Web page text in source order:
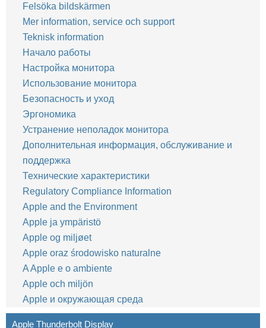
Felsöka bildskärmen
Mer information, service och support
Teknisk information
Начало работы
Настройка монитора
Использование монитора
Безопасность и уход
Эргономика
Устранение неполадок монитора
Дополнительная информация, обслуживание и
поддержка
Технические характеристики
Regulatory Compliance Information
Apple and the Environment
Apple ja ympäristö
Apple og miljøet
Apple oraz środowisko naturalne
A Apple e o ambiente
Apple och miljön
Apple и окружающая среда
Apple Thunderbolt Display